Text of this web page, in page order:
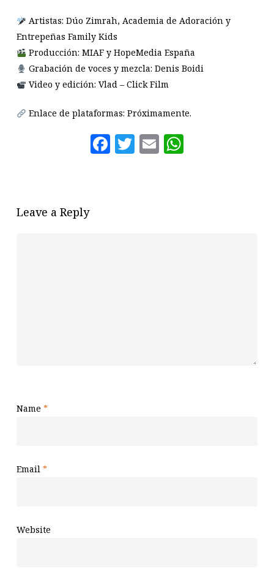
Artistas: Dúo Zimrah, Academia de Adoración y
Entrepeñas Family Kids
Producción: MIAF y HopeMedia España
Grabación de voces y mezcla: Denis Boidi
Video y edición: Vlad – Click Film
Enlace de plataformas: Próximamente.
Facebook
Twitter
Email
Leave a Reply
Name *
Email *
Website